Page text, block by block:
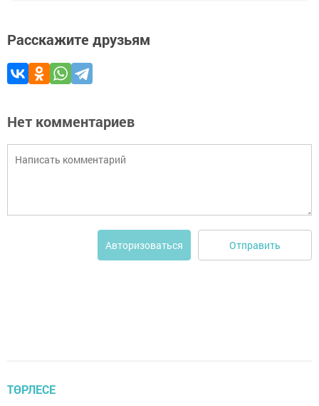
Расскажите друзьям
Нет комментариев
Авторизоваться Отправить
ТӨРЛЕСЕ